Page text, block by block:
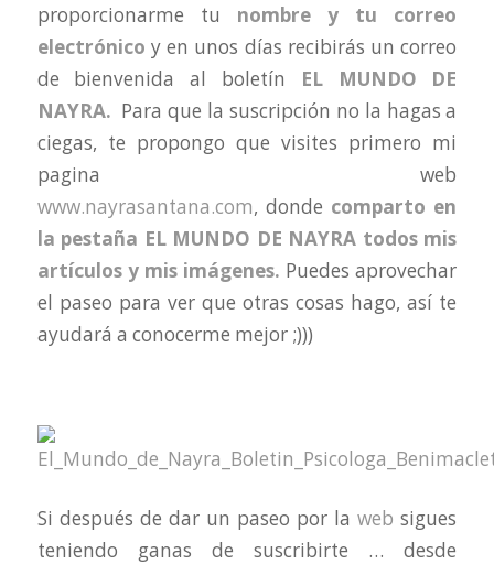
proporcionarme tu nombre y tu correo
electrónico y en unos días recibirás un correo
de bienvenida al boletín EL MUNDO DE
NAYRA. Para que la suscripción no la hagas a
ciegas, te propongo que visites primero mi
pagina web
www.nayrasantana.com, donde comparto en
la pestaña EL MUNDO DE NAYRA todos mis
artículos y mis imágenes. Puedes aprovechar
el paseo para ver que otras cosas hago, así te
ayudará a conocerme mejor ;)))
Si después de dar un paseo por laweb sigues
teniendo ganas de suscribirte … desde